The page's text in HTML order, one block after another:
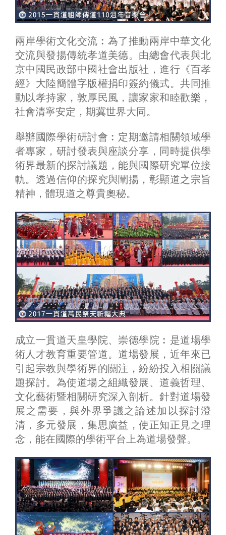
兩岸學術文化交流︰為了推動兩岸中華文化
交流與發揚傳統孝道美德。由總會代表與北
京中國民政部中國社會出版社，進行《百孝
經》大陸簡體字版權捐印簽約儀式。共同推
動以孝持家，敦厚民風，讓家家和睦歡樂，
社會清寧安定，期冀世界大同。
舉辦國際學術研討會︰定期邀請相關領域學
者專家，研討發表與座談分享，同時提供學
術界最新的探討議題，能與國際研究單位接
軌。透過信仰的探究與闡揚，彰顯道之宗旨
精神，體現道之尊貴奧秘。
成立一貫道天皇學院、崇德學院︰是道場學
術人才教育重要管道。道場發展，近年來已
引起宗教與學術界的關注，紛紛投入相關議
題探討。為使道場之組織發展、道義哲理、
文化藝術暨相關研究深入剖析。針對道場發
展之需要，與外界爭議之論述加以探討澄
清，多元發展，集思廣益，使正知正見之理
念，能在國際的學術平台上為道場發聲。